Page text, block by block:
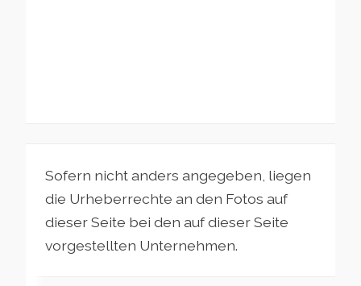
Sofern nicht anders angegeben, liegen
die Urheberrechte an den Fotos auf
dieser Seite bei den auf dieser Seite
vorgestellten Unternehmen.